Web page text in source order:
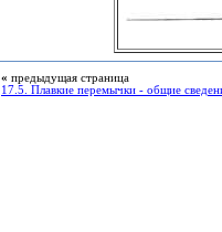
« предыдущая страница
17.5. Плавкие перемычки - общие